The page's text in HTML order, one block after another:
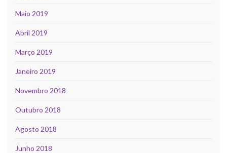
Maio 2019
Abril 2019
Março 2019
Janeiro 2019
Novembro 2018
Outubro 2018
Agosto 2018
Junho 2018